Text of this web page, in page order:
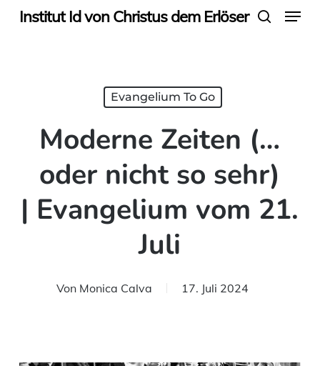
SkipInstitut Id von Christus dem Erlöser Menu
Evangelium To Go
Moderne Zeiten (…
oder nicht so sehr)
| Evangelium vom 21.
Juli
Von Monica Calva 17. Juli 2024